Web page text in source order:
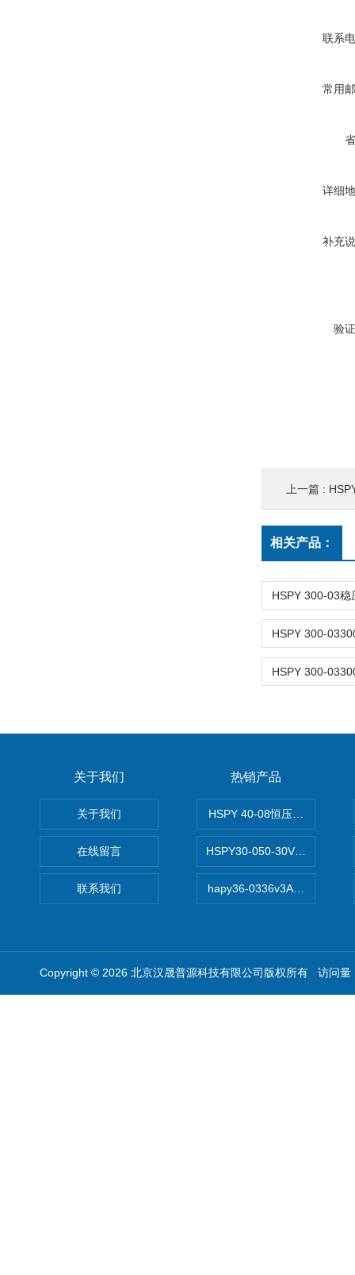
联系
常用
详细
补充
验
上一篇 :
相关产品：
关于我们
关于我们
在线留言
联系我们
热销产品
HSPY 40-08恒压恒流恒功率
HSPY30-050-30V/-05A可调
hapy36-0336v3A高精度小型
Copyright © 2026 北京汉晟普源科技有限公司版权所有 访问量